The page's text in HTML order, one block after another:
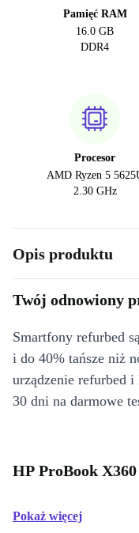
Pamięć RAM
16.0 GB
DDR4
Procesor
AMD Ryzen 5
2.30 GHz
Opis produktu
Twój odnowiony
Smartfony refurbed
i do 40% tańsze niż
urządzenie refurbed
30 dni na darmowe
HP ProBook
Pokaż więcej